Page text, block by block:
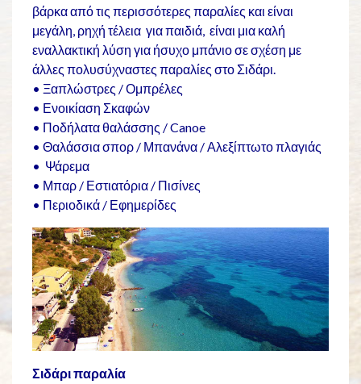
βάρκα από τις περισσότερες παραλίες και είναι
μεγάλη, ρηχή τέλεια για παιδιά, είναι μια καλή
εναλλακτική λύση για ήσυχο μπάνιο σε σχέση με
άλλες πολυσύχναστες παραλίες στο Σιδάρι.
• Ξαπλώστρες / Ομπρέλες
• Ενοικίαση Σκαφών
• Ποδήλατα θαλάσσης / Canoe
• Θαλάσσια σπορ / Μπανάνα / Αλεξίπτωτο πλαγιάς
• Ψάρεμα
• Μπαρ / Εστιατόρια / Πισίνες
• Περιοδικά / Εφημερίδες
Σιδάρι παραλία